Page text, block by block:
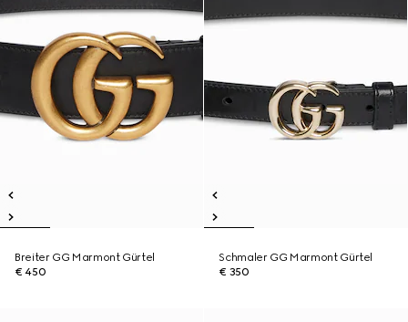
Breiter GG Marmont Gürtel
€ 450
Schmaler GG Marmont Gürtel
€ 350